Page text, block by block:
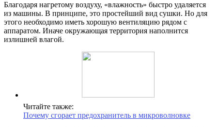
Благодаря нагретому воздуху, «влажность» быстро удаляется
из машины. В принципе, это простейший вид сушки. Но для
этого необходимо иметь хорошую вентиляцию рядом с
аппаратом. Иначе окружающая территория наполнится
излишней влагой.
Читайте также:
Почему сгорает предохранитель в микроволновке